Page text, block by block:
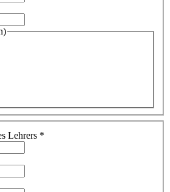
Lehrers *